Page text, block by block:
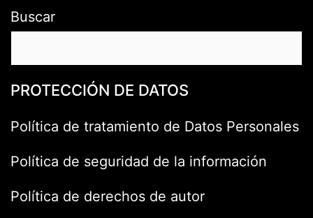
Buscar
PROTECCIÓN DE DATOS
Política de tratamiento de Datos Personales
Política de seguridad de la información
Política de derechos de autor